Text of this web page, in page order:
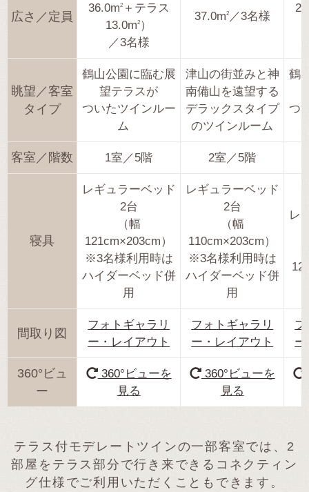
広さ／定員
36.0m2＋テラス
13.0m2 ）
／3名様
37.0m2／3名様
眺望／客室
タイプ
鶴山公園に臨む展
望テラスが
ついたツインルー
ム
津山の街並みと神
南備山を遠望する
デラックスタイプ
のツインルーム
鶴
つ
客室／階数 1室／5階 2室／5階
寝具
レギュラーベッド
2台
（幅
121cm×203cm）
※3名様利用時は
ハイダーベッド併
用
レギュラーベッド
2台
（幅
110cm×203cm）
※3名様利用時は
ハイダーベッド併
用
レ
間取り図
フォトギャラリ
ー・レイアウト
フォトギャラリ
ー・レイアウト
360°ビュ
ー
360°ビューを
見る
360°ビューを
見る
テラス付モデレートツインの一部客室では、2
部屋をテラス部分で行き来できるコネクティン
グ仕様でご利用いただくこともできます。